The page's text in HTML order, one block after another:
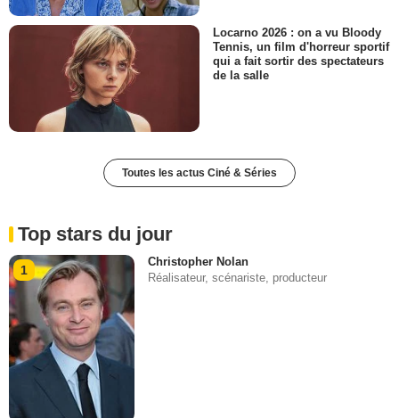
Locarno 2026 : on a vu Bloody
Tennis, un film d'horreur sportif
qui a fait sortir des spectateurs
de la salle
Toutes les actus Ciné & Séries
Top stars du jour
1
Christopher Nolan
Réalisateur, scénariste, producteur